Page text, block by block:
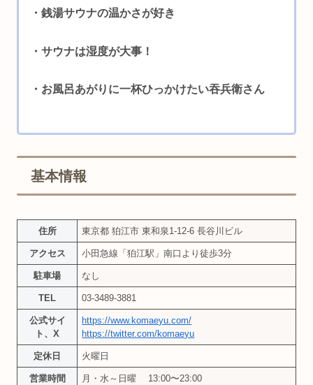
・銭湯サウナの温かさが好き
・サウナは湿度が大事！
・お風呂あがりに一杯ひっかけたい吞兵衛さん
基本情報
住所 東京都 狛江市 東和泉1-12-6 長谷川ビル
アクセス 小田急線「狛江駅」南口より徒歩3分
駐車場 なし
TEL 03-3489-3881
公式サイ
ト、X
https://www.komaeyu.com/
https://twitter.com/komaeyu
定休日 火曜日
営業時間 月・水～日曜 13:00〜23:00